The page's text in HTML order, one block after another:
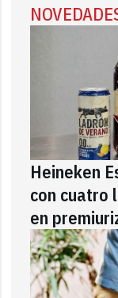
Heineken
con cuatro
en